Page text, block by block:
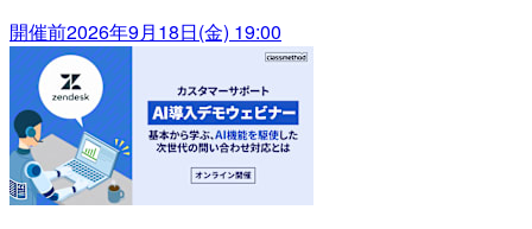
開催前2026年9月18日(金) 19:00